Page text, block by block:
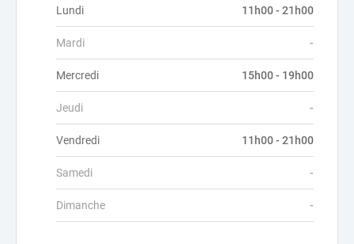
Lundi 11h00 - 21h00
Mardi -
Mercredi 15h00 - 19h00
Jeudi -
Vendredi 11h00 - 21h00
Samedi -
Dimanche -